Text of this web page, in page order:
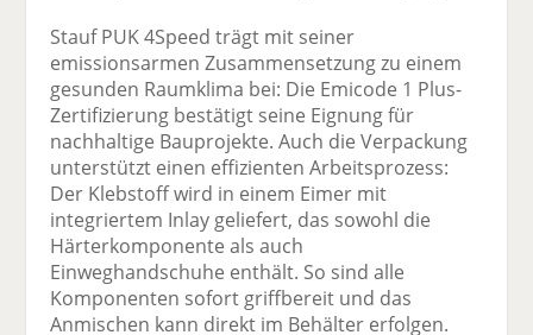
Stauf PUK 4Speed trägt mit seiner
emissionsarmen Zusammensetzung zu einem
gesunden Raumklima bei: Die Emicode 1 Plus-
Zertifizierung bestätigt seine Eignung für
nachhaltige Bauprojekte. Auch die Verpackung
unterstützt einen effizienten Arbeitsprozess:
Der Klebstoff wird in einem Eimer mit
integriertem Inlay geliefert, das sowohl die
Härterkomponente als auch
Einweghandschuhe enthält. So sind alle
Komponenten sofort griffbereit und das
Anmischen kann direkt im Behälter erfolgen.